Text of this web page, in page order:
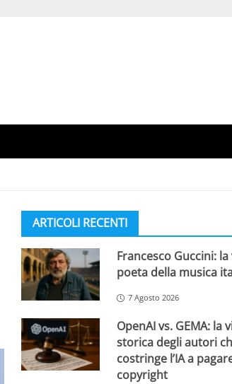
ARTICOLI RECENTI
Francesco Guccini:
poeta della musica
7 Agosto 2026
OpenAI vs. GEMA: la
storica degli autori
costringe l’IA a
copyright